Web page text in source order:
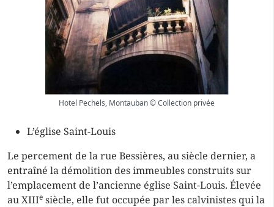
Hotel Pechels, Montauban © Collection privée
L’église Saint-Louis
Le percement de la rue Bessières, au siècle dernier, a
entraîné la démolition des immeubles construits sur
l’emplacement de l’ancienne église Saint-Louis. Élevée
au XIIIe siècle, elle fut occupée par les calvinistes qui la